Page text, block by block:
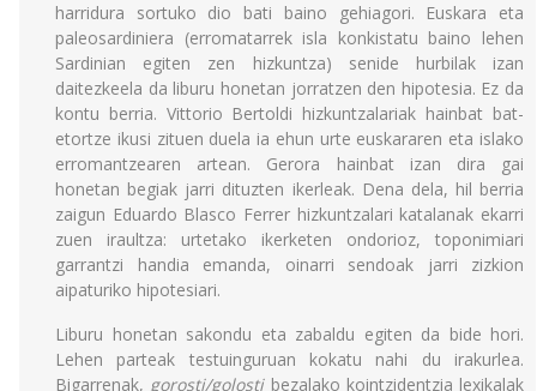
harridura sortuko dio bati baino gehiagori. Euskara eta
paleosardiniera (erromatarrek isla konkistatu baino lehen
Sardinian egiten zen hizkuntza) senide hurbilak izan
daitezkeela da liburu honetan jorratzen den hipotesia. Ez da
kontu berria. Vittorio Bertoldi hizkuntzalariak hainbat bat-
etortze ikusi zituen duela ia ehun urte euskararen eta islako
erromantzearen artean. Gerora hainbat izan dira gai
honetan begiak jarri dituzten ikerleak. Dena dela, hil berria
zaigun Eduardo Blasco Ferrer hizkuntzalari katalanak ekarri
zuen iraultza: urtetako ikerketen ondorioz, toponimiari
garrantzi handia emanda, oinarri sendoak jarri zizkion
aipaturiko hipotesiari.
Liburu honetan sakondu eta zabaldu egiten da bide hori.
Lehen parteak testuinguruan kokatu nahi du irakurlea.
Bigarrenak, gorosti/golostibezalako kointzidentzia lexikalak